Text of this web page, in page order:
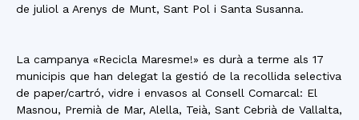
de juliol a Arenys de Munt, Sant Pol i Santa Susanna.
La campanya «Recicla Maresme!» es durà a terme als 17
municipis que han delegat la gestió de la recollida selectiva
de paper/cartró, vidre i envasos al Consell Comarcal: El
Masnou, Premià de Mar, Alella, Teià, Sant Cebrià de Vallalta,